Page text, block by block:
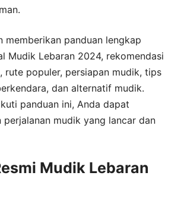
memberikan panduan lengkap
Mudik Lebaran 2024, rekomendasi
rute populer, persiapan mudik, tips
dan alternatif mudik.
panduan ini, Anda dapat
perjalanan mudik yang lancar dan
Mudik Lebaran